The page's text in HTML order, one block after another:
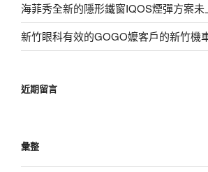
海菲秀全新的隱形鐵窗IQOS煙彈方案
新竹眼科有效的GOGO嬤客戶的新竹機
近期留言
彙整